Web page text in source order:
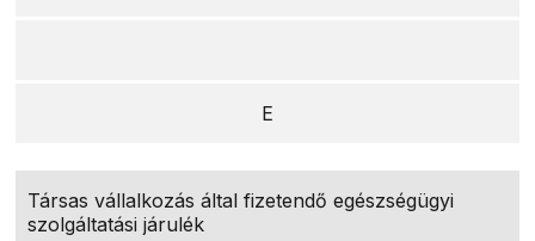
E
Társas vállalkozás által fizetendő egészségügyi
szolgáltatási járulék